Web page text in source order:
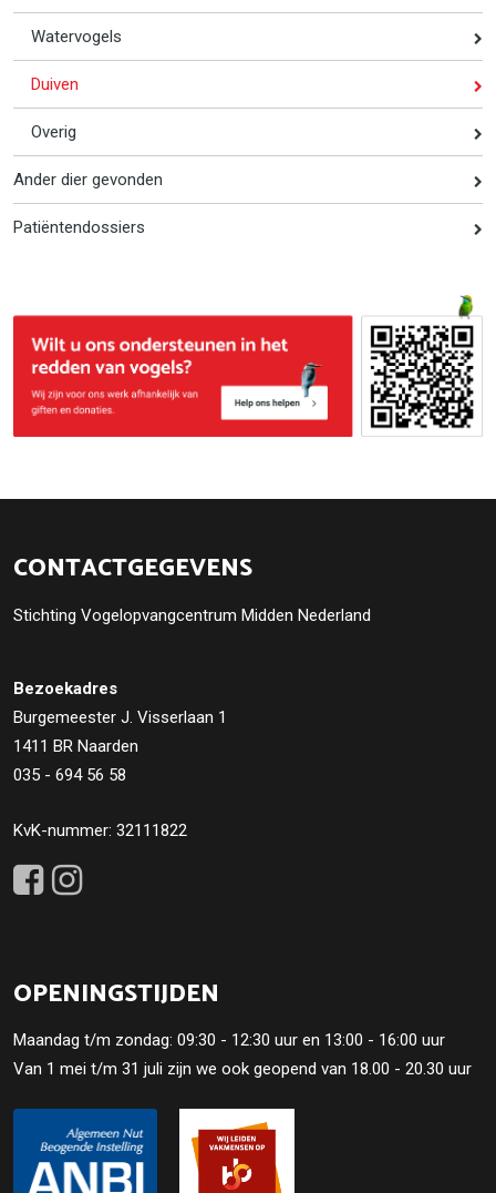
Watervogels
Duiven
Overig
Ander dier gevonden
Patiëntendossiers
CONTACTGEGEVENS
Stichting Vogelopvangcentrum Midden Nederland
Bezoekadres
Burgemeester J. Visserlaan 1
1411 BR Naarden
035 - 694 56 58
KvK-nummer: 32111822
OPENINGSTIJDEN
Maandag t/m zondag: 09:30 - 12:30 uur en 13:00 - 16:00 uur
Van 1 mei t/m 31 juli zijn we ook geopend van 18.00 - 20.30 uur